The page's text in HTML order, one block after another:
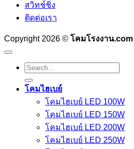
สวิทช์ชิ่ง
ติดต่อเรา
Copyright 2026 © โคมโรงงาน.com
Search
for:
โคมไฮเบย์
โคมไฮเบย์ LED 100W
โคมไฮเบย์ LED 150W
โคมไฮเบย์ LED 200W
โคมไฮเบย์ LED 250W